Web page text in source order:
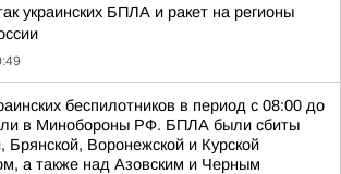
украинских БПЛА и ракет на регионы
беспилотников в период с 08:00 до
в Минобороны РФ. БПЛА были сбиты
Брянской, Воронежской и Курской
а также над Азовским и Черным